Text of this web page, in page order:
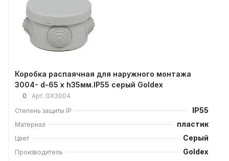
Коробка распаячная для наружного монтажа
3004- d-65 х h35мм.IP55 серый Goldex
0 Арт. GX3004
Степень защиты IP
IP55
Материал пластик
Цвет Серый
Производитель Goldex